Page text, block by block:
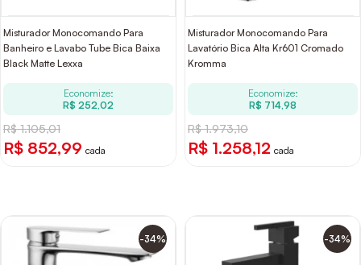
Misturador Monocomando Para
Banheiro e Lavabo Tube Bica Baixa
Black Matte Lexxa
Economize:
R$ 252,02
R$ 1.105,01
R$ 852,99 cada
Misturador Monocomando Para
Lavatório Bica Alta Kr601 Cromado
Kromma
Economize:
R$ 714,98
R$ 1.973,10
R$ 1.258,12 cada
-34% -34%